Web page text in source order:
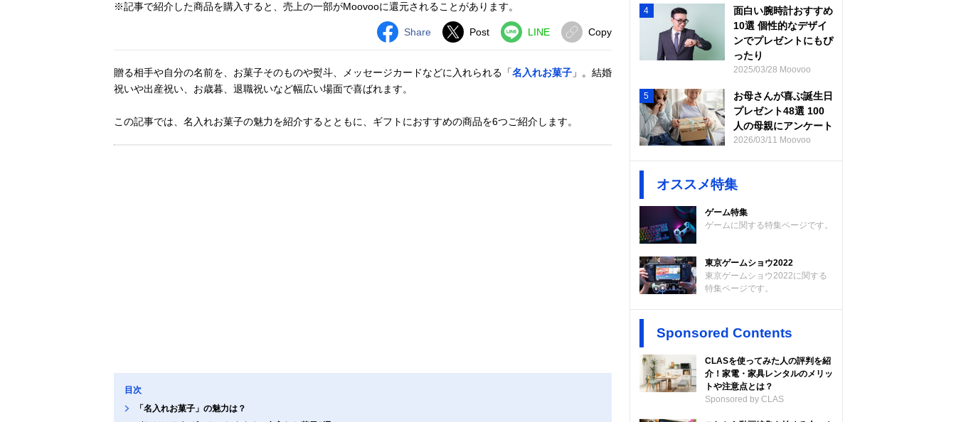
※記事で紹介した商品を購入すると、売上の一部がMoovooに還元されることがあります。
Share Post LINE Copy
贈る相手や自分の名前を、お菓子そのものや熨斗、メッセージカードなどに入れられる「名入れお菓子」。結婚
祝いや出産祝い、お歳暮、退職祝いなど幅広い場面で喜ばれます。
この記事では、名入れお菓子の魅力を紹介するとともに、ギフトにおすすめの商品を6つご紹介します。
目次
「名入れお菓子」の魅力は？
4
面白い腕時計おすすめ
10選 個性的なデザイ
ンでプレゼントにもぴ
ったり
2025/03/28 Moovoo
5
お母さんが喜ぶ誕生日
プレゼント48選 100
人の母親にアンケート
2026/03/11 Moovoo
オススメ特集
ゲーム特集
ゲームに関する特集ページです。
東京ゲームショウ2022
東京ゲームショウ2022に関する
特集ページです。
Sponsored Contents
CLASを使ってみた人の評判を紹
介！家電・家具レンタルのメリッ
トや注意点とは？
Sponsored by CLAS